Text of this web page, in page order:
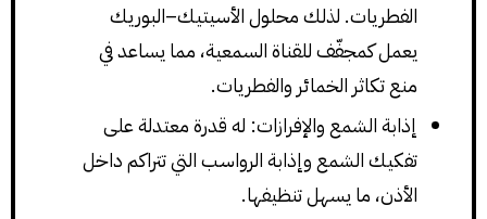
الفطريات. لذلك محلول الأسيتيك–البوريك
يعمل كمجفّف للقناة السمعية، مما يساعد في
منع تكاثر الخمائر والفطريات.
إذابة الشمع والإفرازات: له قدرة معتدلة على
تفكيك الشمع وإذابة الرواسب التي تتراكم داخل
الأذن، ما يسهل تنظيفها.